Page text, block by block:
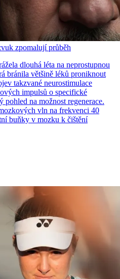
zpomalují průběh
dlouhá léta na neprostupnou
bránila většině léků proniknout
takzvané neurostimulace
impulsů o specifické
na možnost regenerace.
vln na frekvenci 40
buňky v mozku k čištění